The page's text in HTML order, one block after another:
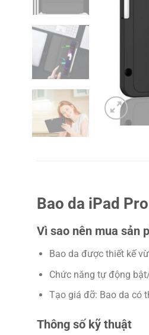
Bao da iPad
Vì sao nên mua sản
Bao da được thiết kế
Chức năng tự động
Tạo giá đỡ: Bao da có
Thông số kỹ thuật